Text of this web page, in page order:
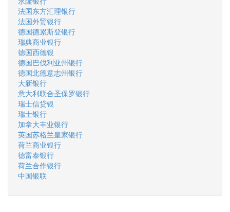
法国东方汇理银行
法国外贸银行
德国德累斯登银行
瑞典商业银行
德国西德银
德国巴伐利亚州银行
德国北德意志州银行
大新银行
意大利联合圣保罗银行
瑞士信贷银
瑞士银行
加拿大丰业银行
英国苏格兰皇家银行
荷兰商业银行
德富泰银行
荷兰合作银行
中国银联